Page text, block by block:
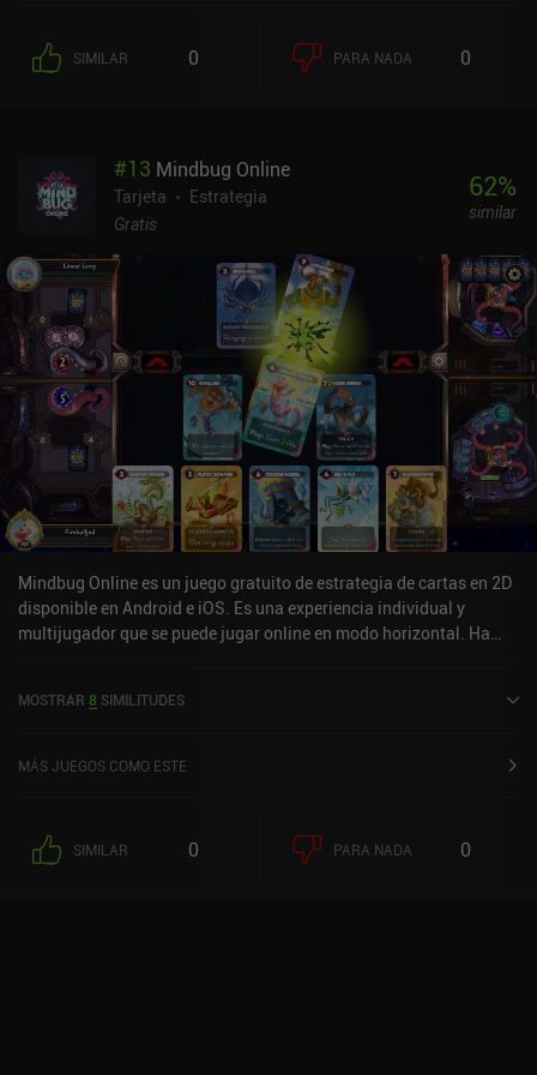
juego o moneda premium) y múltiples modos de juego, ¡Mira, tu
botín! es muy divertido y tiene un nivel decente de rejugabilidad
moneda premium para desbloquear cuatro de los héroes.
SIMILAR 0 PARA NADA 0
#13 Mindbug Online
Tarjeta
Estrategia
Gratis
62%
similar
Mindbug Online es un juego gratuito de estrategia de cartas en 2D
disponible en Android e iOS. Es una experiencia individual y
multijugador que se puede jugar online en modo horizontal. Ha
valoración actual de 3,1 sobre 5,0 en Google Play y de 4,7 sobre 5,0
MOSTRAR 8 SIMILITUDES
MÁS JUEGOS COMO ESTE
SIMILAR 0 PARA NADA 0